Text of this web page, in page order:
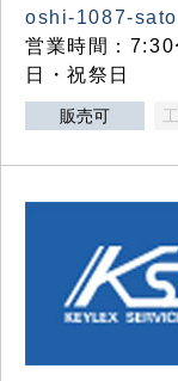
oshi-1087-
営業時間：
日・祝祭日
販売可